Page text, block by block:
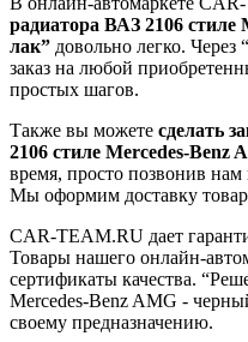
радиатора ВАЗ 2106
лак” довольно легко.
заказ на любой
простых шагов.
Также вы можете сделать
2106 стиле Mercedes-Benz
время, просто позвонив нам
Мы оформим доставку
CAR-TEAM.RU дает
Товары нашего онлайн-
сертификаты качества.
Mercedes-Benz AMG -
своему предназначению.